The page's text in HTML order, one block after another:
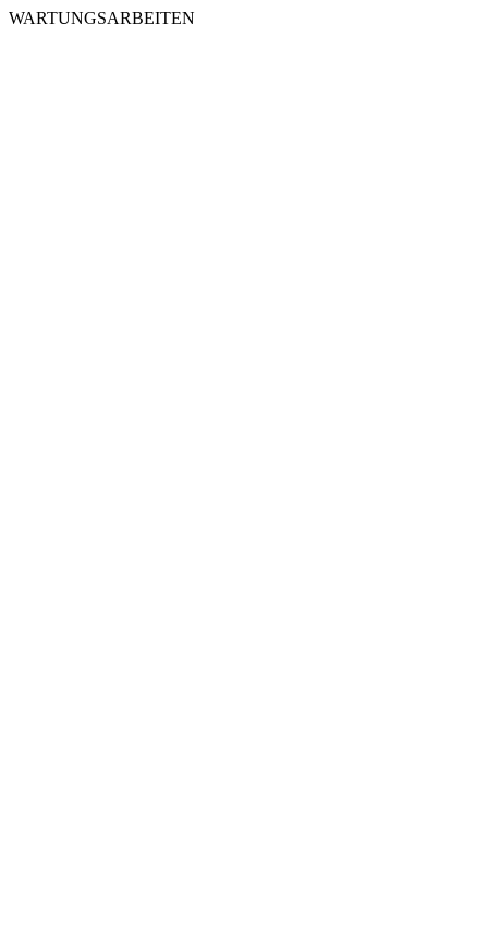
WARTUNGSARBEITEN